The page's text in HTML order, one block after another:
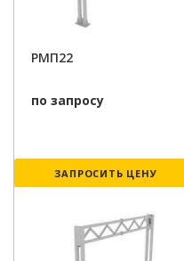
РМП22
по запросу
ЗАПРОСИТЬ ЦЕНУ